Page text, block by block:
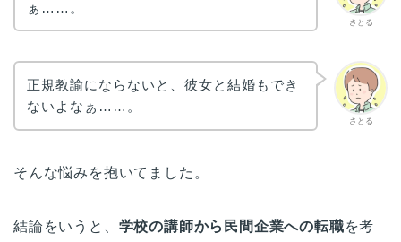
さとる
ぁ……。
さとる
正規教諭にならないと、彼女と結婚もでき
ないよなぁ……。
そんな悩みを抱いてました。
結論をいうと、 学校の講師から民間企業への転職を考